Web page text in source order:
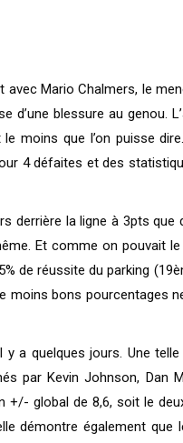
Mario Chalmers, le
blessure au genou.
moins que l’on puisse
4 défaites et des
derrière la ligne à 3pts que
Et comme on pouvait
de réussite du parking
moins bons pourcentages
a quelques jours. Une
par Kevin Johnson, Dan
+/- global de 8,6, soit le
démontre également que